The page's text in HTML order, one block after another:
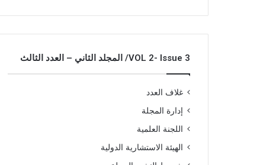
VOL 2- Issue 3/ المجلد الثاني – العدد الثالث
غلاف العدد
إدارة المجلة
اللجنة العلمية
الهيئة الاستشارية الدولية